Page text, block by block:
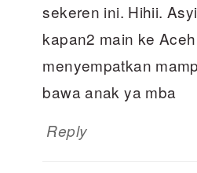
sekeren ini. Hihii.
kapan2 main ke
menyempatkan
bawa anak ya mba
Reply